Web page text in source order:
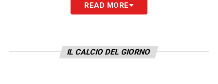
READ MORE
IL CALCIO DEL GIORNO